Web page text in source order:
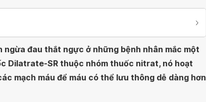
đau thắt ngực ở những bệnh nhân mắc một
Dilatrate-SR thuộc nhóm thuốc nitrat, nó hoạt
mạch máu để máu có thể lưu thông dễ dàng hơn